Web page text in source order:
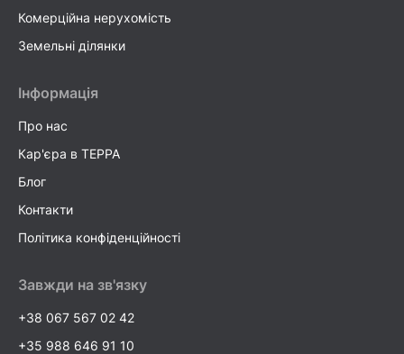
Комерційна нерухомість
Земельні ділянки
Інформація
Про нас
Кар'єра в TEPPA
Блог
Контакти
Політика конфіденційності
Завжди на зв'язку
+38 067 567 02 42
+35 988 646 91 10